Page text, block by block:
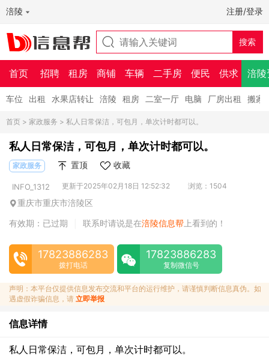
涪陵 注册/登录
首页 招聘 租房 商铺 车辆 二手房 便民 供求 涪陵
车位 出租 水果店转让 涪陵 租房 二室一厅 电脑 厂房出租 搬家
首页 > 家政服务 > 私人日常保洁，可包月，单次计时都可以。
私人日常保洁，可包月，单次计时都可以。
家政服务 置顶 收藏
INFO_1312 更新于2025年02月18日 12:52:32 浏览：1504
重庆市重庆市涪陵区
有效期：已过期
联系时请说是在涪陵信息帮 上看到的！
17823886283
拨打电话
17823886283
复制微信号
声明：本平台仅提供信息发布交流和平台的运行维护，请谨慎判断信息真伪。如
遇虚假诈骗信息，请 立即举报
信息详情
私人日常保洁，可包月，单次计时都可以。